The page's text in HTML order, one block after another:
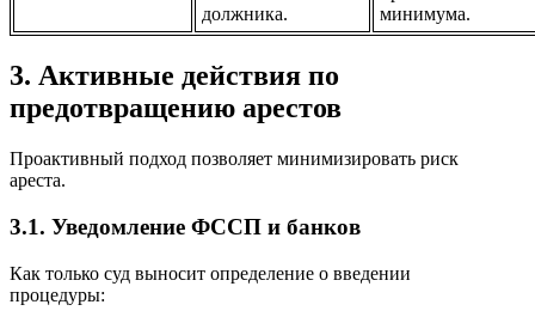
должника.
минимума.
3. Активные действия по
предотвращению арестов
Проактивный подход позволяет минимизировать риск
ареста.
3.1. Уведомление ФССП и банков
Как только суд выносит определение о введении
процедуры: